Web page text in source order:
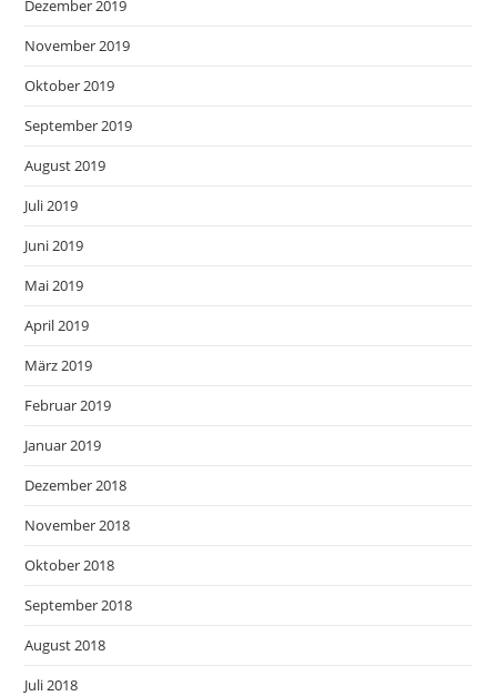
Dezember 2019
November 2019
Oktober 2019
September 2019
August 2019
Juli 2019
Juni 2019
Mai 2019
April 2019
März 2019
Februar 2019
Januar 2019
Dezember 2018
November 2018
Oktober 2018
September 2018
August 2018
Juli 2018